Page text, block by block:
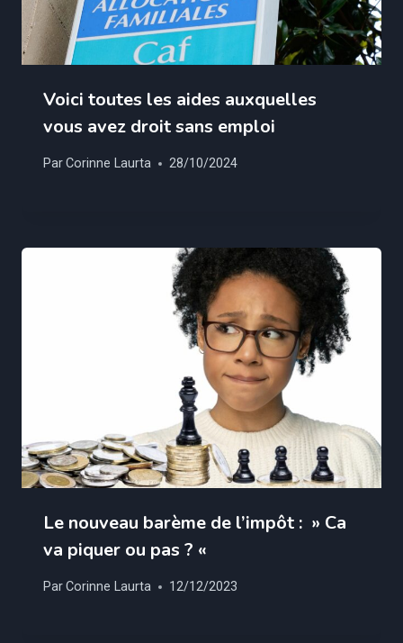
Voici toutes les aides auxquelles
vous avez droit sans emploi
ParCorinne Laurta 28/10/2024
Le nouveau barème de l’impôt : » Ca
va piquer ou pas ? «
ParCorinne Laurta 12/12/2023